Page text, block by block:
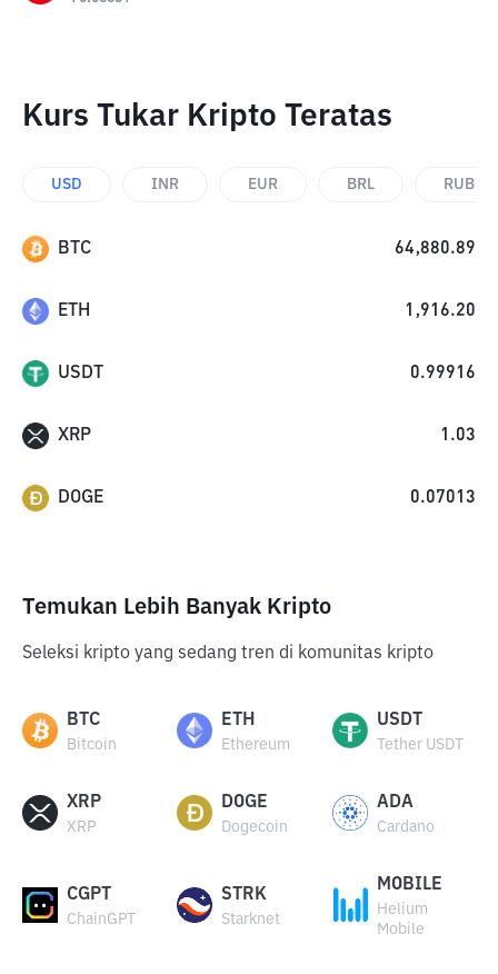
Kurs Tukar Kripto Teratas
USD INR EUR BRL RUB
BTC 64,880.89
ETH 1,916.20
USDT 0.99916
XRP 1.03
DOGE 0.07013
Temukan Lebih Banyak Kripto
Seleksi kripto yang sedang tren di komunitas kripto
BTC
Bitcoin
ETH
Ethereum
USDT
Tether USDT
XRP
XRP
DOGE
Dogecoin
ADA
Cardano
CGPT
ChainGPT
STRK
Starknet
MOBILE
Helium
Mobile